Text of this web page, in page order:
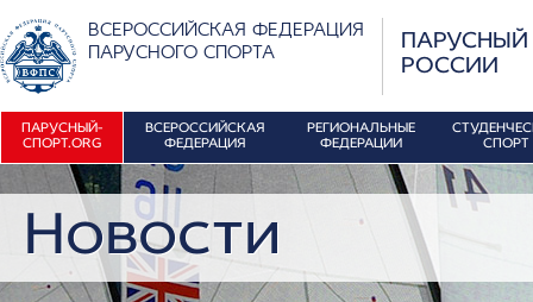
ВСЕРОССИЙСКАЯ ФЕДЕРАЦИЯ
ПАРУСНОГО СПОРТА
ПАРУСНЫЙ
РОССИИ
ПАРУСНЫЙ-
СПОРТ.ORG
ВСЕРОССИЙСКАЯ
ФЕДЕРАЦИЯ
РЕГИОНАЛЬНЫЕ
ФЕДЕРАЦИИ
СПОРТ
Новости